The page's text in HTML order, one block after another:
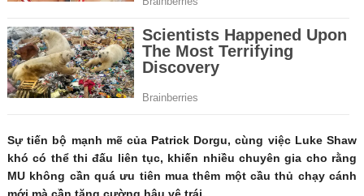
Sự tiến bộ mạnh mẽ của Patrick Dorgu, cùng việc Luke Shaw
khó có thể thi đấu liên tục, khiến nhiều chuyên gia cho rằng
MU không cần quá ưu tiên mua thêm một cầu thủ chạy cánh